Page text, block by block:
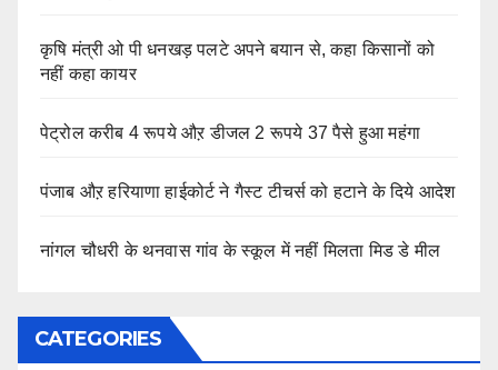
कृषि मंत्री ओ पी धनखड़ पलटे अपने बयान से, कहा किसानों को
नहीं कहा कायर
पेट्रोल करीब 4 रूपये औऱ डीजल 2 रूपये 37 पैसे हुआ महंगा
पंजाब औऱ हरियाणा हाईकोर्ट ने गैस्ट टीचर्स को हटाने के दिये आदेश
नांगल चौधरी के थनवास गांव के स्कूल में नहीं मिलता मिड डे मील
CATEGORIES